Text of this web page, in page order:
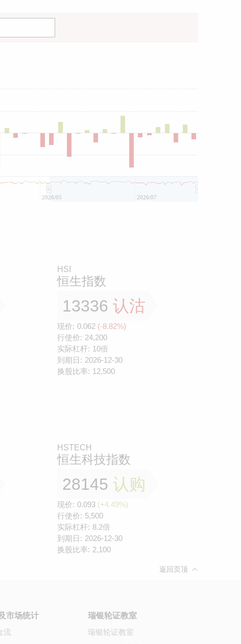
2026/05 2026/07
HSI
恒生指数
13336 认沽
现价: 0.062 (-8.82%)
行使价: 24,200
实际杠杆: 10倍
到期日: 2026-12-30
换股比率: 12,500
HSTECH
恒生科技指数
28145 认购
现价: 0.093 (+4.49%)
行使价: 5,500
实际杠杆: 8.2倍
到期日: 2026-12-30
换股比率: 2,100
返回页顶
市场统计
流
瑞银轮证教室
瑞银轮证教室